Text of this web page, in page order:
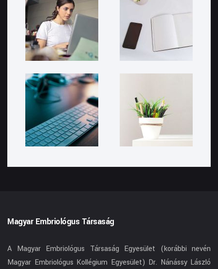
Magyar Embriológus Társaság
A Magyar Embriológus Társaság Egyesület (korábbi nevén
Magyar Embriológus Kollégium Egyesület) Dr. Nánássy László